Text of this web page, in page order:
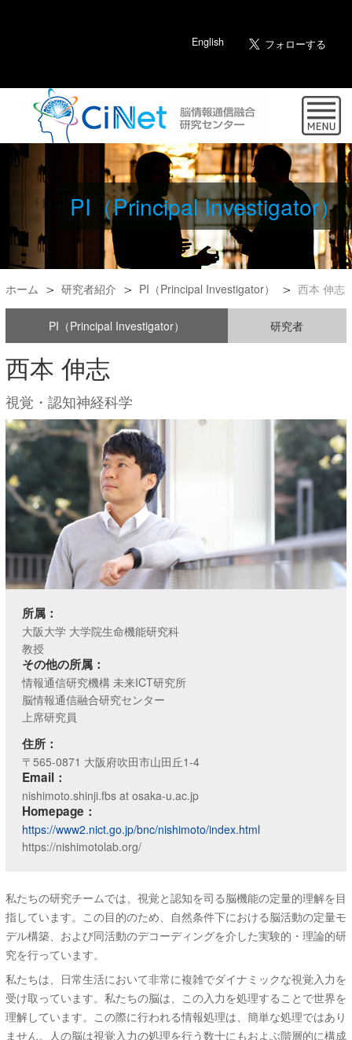
English
PI（Principal Investigator）
ホーム 研究者紹介 PI（Principal Investigator） 西本 伸志
PI（Principal Investigator） 研究者
西本 伸志
視覚・認知神経科学
所属：
大阪大学 大学院生命機能研究科
教授
その他の所属：
情報通信研究機構 未来ICT研究所
脳情報通信融合研究センター
上席研究員
住所：
〒565-0871 大阪府吹田市山田丘1-4
Email：
nishimoto.shinji.fbs at osaka-u.ac.jp
Homepage：
https://www2.nict.go.jp/bnc/nishimoto/index.html
https://nishimotolab.org/
私たちの研究チームでは、視覚と認知を司る脳機能の定量的理解を目
指しています。この目的のため、自然条件下における脳活動の定量モ
デル構築、および同活動のデコーディングを介した実験的・理論的研
究を行っています。
私たちは、日常生活において非常に複雑でダイナミックな視覚入力を
受け取っています。私たちの脳は、この入力を処理することで世界を
理解しています。この際に行われる情報処理は、簡単な処理ではあり
ません。人の脳は視覚入力の処理を行う数十にもおよぶ階層的に構成